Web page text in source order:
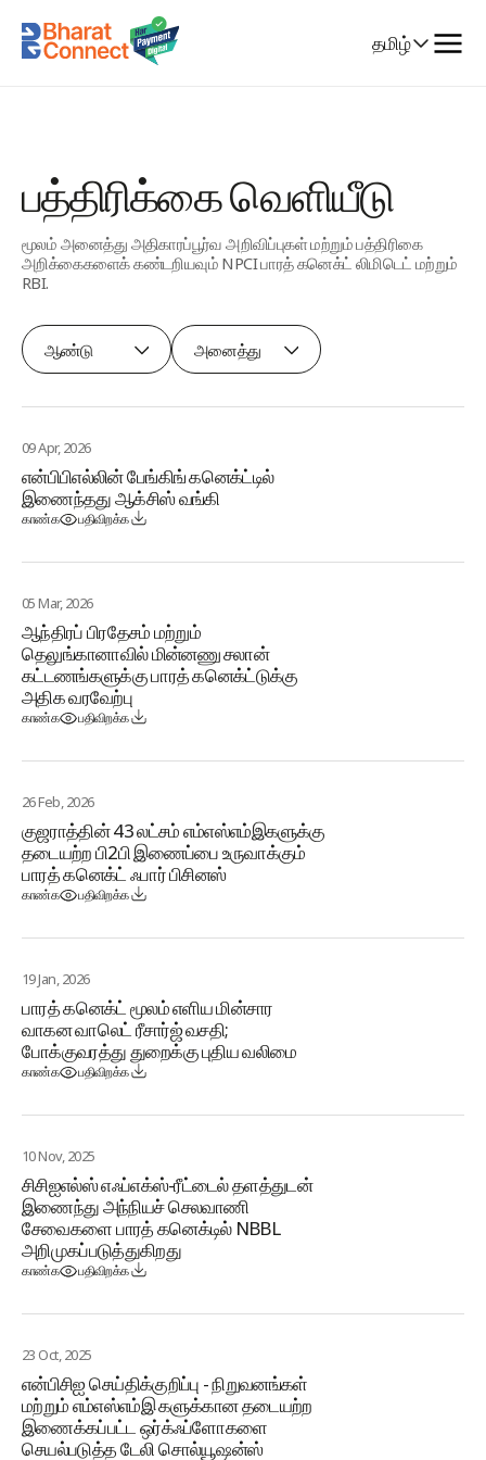
Select
Language
தமிழ்
பத்திரிக்கை வெளியீடு
மூலம் அனைத்து அதிகாரப்பூர்வ அறிவிப்புகள் மற்றும் பத்திரிகை
அறிக்கைகளைக் கண்டறியவும் NPCI பாரத் கனெக்ட் லிமிடெட் மற்றும்
RBI.
ஆண்டு அனைத்து
09 Apr, 2026
என்பிபிஎல்லின் பேங்கிங் கனெக்ட்டில்
இணைந்தது ஆக்சிஸ் வங்கி
காண்க பதிவிறக்க
05 Mar, 2026
ஆந்திரப் பிரதேசம் மற்றும்
தெலுங்கானாவில் மின்னணு சலான்
கட்டணங்களுக்கு பாரத் கனெக்ட்டுக்கு
அதிக வரவேற்பு
காண்க பதிவிறக்க
26 Feb, 2026
குஜராத்தின் 43 லட்சம் எம்எஸ்எம்இகளுக்கு
தடையற்ற பி2பி இணைப்பை உருவாக்கும்
பாரத் கனெக்ட் ஃபார் பிசினஸ்
காண்க பதிவிறக்க
19 Jan, 2026
பாரத் கனெக்ட் மூலம் எளிய மின்சார
வாகன வாலெட் ரீசார்ஜ் வசதி;
போக்குவரத்து துறைக்கு புதிய வலிமை
காண்க பதிவிறக்க
10 Nov, 2025
சிசிஐஎல்ஸ் எஃப்எக்ஸ்-ரீட்டைல் தளத்துடன்
இணைந்து அந்நியச் செலவாணி
சேவைகளை பாரத் கனெக்டில் NBBL
அறிமுகப்படுத்துகிறது
காண்க பதிவிறக்க
23 Oct, 2025
என்பிசிஐ செய்திக்குறிப்பு - நிறுவனங்கள்
மற்றும் எம்எஸ்எம்இ களுக்கான தடையற்ற
இணைக்கப்பட்ட ஒர்க்ஃப்ளோகளை
செயல்படுத்த டேலி சொல்யூஷன்ஸ்